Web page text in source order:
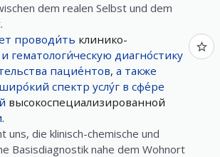
dem realen Selbst und dem
проводи́ть клинико-
и гематологи́ческую диагно́стику
пацие́нтов, а также
широ́кий спектр услу́г в сфе́ре
высокоспециализированной
.
uns, die klinisch-chemische und
Basisdiagnostik nahe dem Wohnort